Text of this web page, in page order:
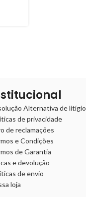
Alternativa de litígio
de privacidade
de reclamações
e Condições
de Garantia
e devolução
de envio
loja